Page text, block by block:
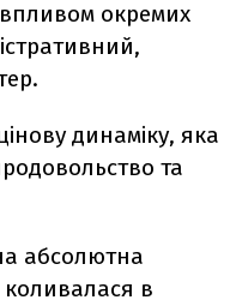
впливом окремих
динаміку, яка
та
абсолютна
коливалася в